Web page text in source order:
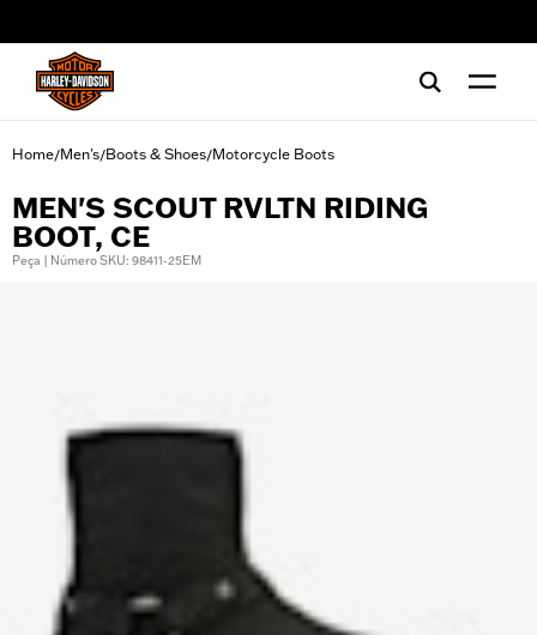
Home/Men's/Boots & Shoes/Motorcycle Boots
MEN'S SCOUT RVLTN RIDING
BOOT, CE
Peça | Número SKU: 98411-25EM